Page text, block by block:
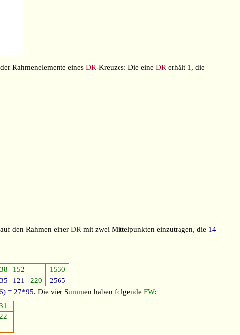
Rahmenelemente eines DR-Kreuzes: Die eine DR erhält 1 , die
den Rahmen einer DR mit zwei Mittelpunkten einzutragen, die 14
152 –
1530
121 220
2565
= 27*95. Die vier Summen haben folgende FW: